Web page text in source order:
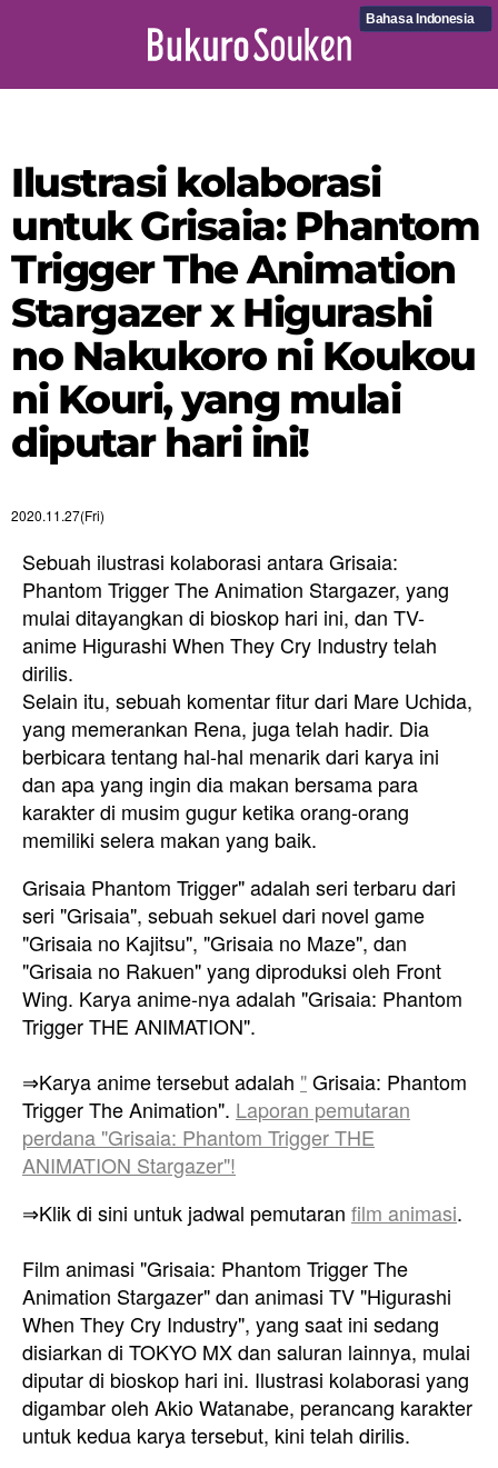
Bahasa Indonesia
Ilustrasi kolaborasi
untuk Grisaia: Phantom
Trigger The Animation
Stargazer x Higurashi
no Nakukoro ni Koukou
ni Kouri, yang mulai
diputar hari ini!
2020.11.27(Fri)
Sebuah ilustrasi kolaborasi antara Grisaia:
Phantom Trigger The Animation Stargazer, yang
mulai ditayangkan di bioskop hari ini, dan TV-
anime Higurashi When They Cry Industry telah
dirilis.
Selain itu, sebuah komentar fitur dari Mare Uchida,
yang memerankan Rena, juga telah hadir. Dia
berbicara tentang hal-hal menarik dari karya ini
dan apa yang ingin dia makan bersama para
karakter di musim gugur ketika orang-orang
memiliki selera makan yang baik.
Grisaia Phantom Trigger" adalah seri terbaru dari
seri "Grisaia", sebuah sekuel dari novel game
"Grisaia no Kajitsu", "Grisaia no Maze", dan
"Grisaia no Rakuen" yang diproduksi oleh Front
Wing. Karya anime-nya adalah "Grisaia: Phantom
Trigger THE ANIMATION".
⇒Karya anime tersebut adalah "Grisaia: Phantom
Trigger The Animation". Laporan pemutaran
perdana "Grisaia: Phantom Trigger THE
ANIMATION Stargazer"!
⇒Klik di sini untuk jadwal pemutaran film animasi.
Film animasi "Grisaia: Phantom Trigger The
Animation Stargazer" dan animasi TV "Higurashi
When They Cry Industry", yang saat ini sedang
disiarkan di TOKYO MX dan saluran lainnya, mulai
diputar di bioskop hari ini. Ilustrasi kolaborasi yang
digambar oleh Akio Watanabe, perancang karakter
untuk kedua karya tersebut, kini telah dirilis.